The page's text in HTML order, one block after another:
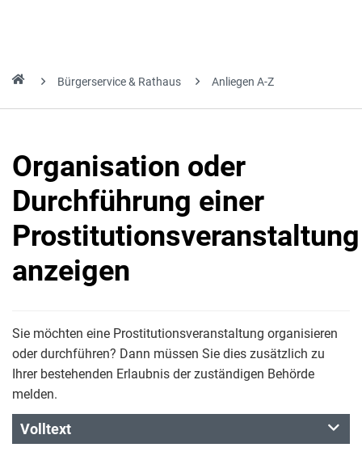
Bürgerservice & Rathaus Anliegen A-Z
Organisation oder
Durchführung einer
Prostitutionsveranstaltung
anzeigen
Sie möchten eine Prostitutionsveranstaltung organisieren
oder durchführen? Dann müssen Sie dies zusätzlich zu
Ihrer bestehenden Erlaubnis der zuständigen Behörde
melden.
Volltext